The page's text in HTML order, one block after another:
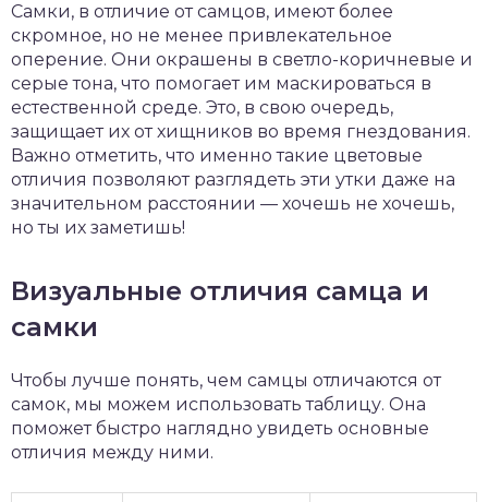
Самки, в отличие от самцов, имеют более
скромное, но не менее привлекательное
оперение. Они окрашены в светло-коричневые и
серые тона, что помогает им маскироваться в
естественной среде. Это, в свою очередь,
защищает их от хищников во время гнездования.
Важно отметить, что именно такие цветовые
отличия позволяют разглядеть эти утки даже на
значительном расстоянии — хочешь не хочешь,
но ты их заметишь!
Визуальные отличия самца и
самки
Чтобы лучше понять, чем самцы отличаются от
самок, мы можем использовать таблицу. Она
поможет быстро наглядно увидеть основные
отличия между ними.